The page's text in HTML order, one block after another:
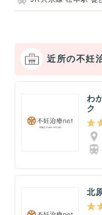
近所の不妊
わ
ク
北